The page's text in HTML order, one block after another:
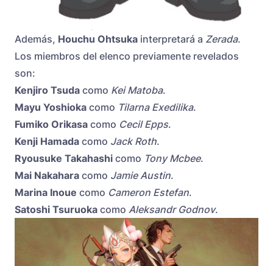
Además, Houchu Ohtsuka interpretará a Zerada.
Los miembros del elenco previamente revelados
son:
Kenjiro Tsuda como Kei Matoba.
Mayu Yoshioka como Tilarna Exedilika.
Fumiko Orikasa como Cecil Epps.
Kenji Hamada como Jack Roth.
Ryousuke Takahashi como Tony Mcbee.
Mai Nakahara como Jamie Austin.
Marina Inoue como Cameron Estefan.
Satoshi Tsuruoka como Aleksandr Godnov.